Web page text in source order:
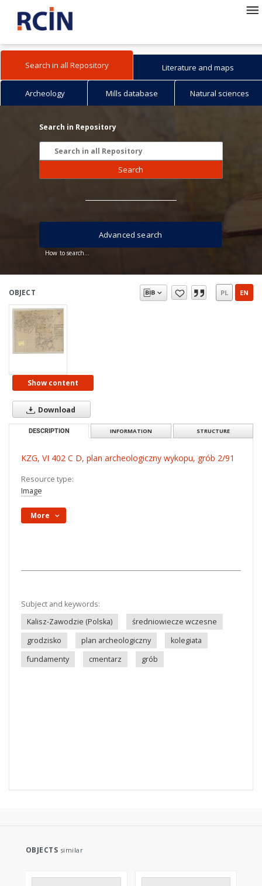
Search in all Repository Literature and maps
Archeology Mills database Natural sciences
Search in Repository
Search
How to search...
Advanced search
OBJECT PL EN
Show content
Download
DESCRIPTION INFORMATION STRUCTURE
KZG, VI 402 C D, plan archeologiczny wykopu, grób 2/91
Resource type:
Image
More
Subject and keywords:
Kalisz-Zawodzie (Polska)
średniowiecze wczesne
grodzisko
plan archeologiczny
kolegiata
fundamenty
cmentarz grób
OBJECTS similar